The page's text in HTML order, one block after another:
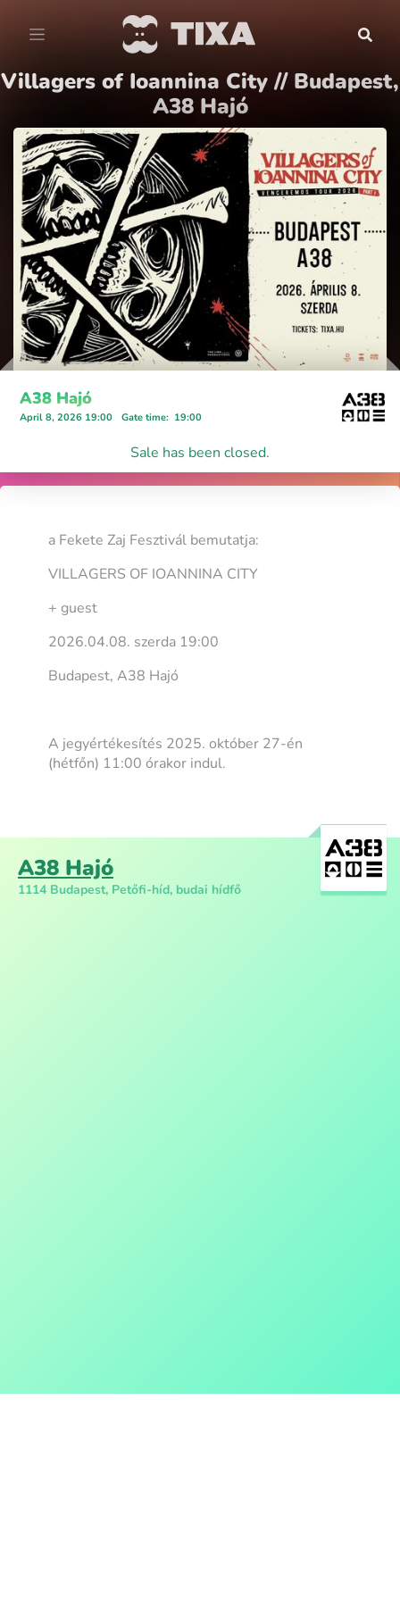
Villagers of Ioannina City // Budapest,
A38 Hajó
A38 Hajó
April 8, 2026 19:00 Gate time: 19:00
Sale has been closed.
a Fekete Zaj Fesztivál bemutatja:
VILLAGERS OF IOANNINA CITY
+ guest
2026.04.08. szerda 19:00
Budapest, A38 Hajó
A jegyértékesítés 2025. október 27-én
(hétfőn) 11:00 órakor indul.
A38 Hajó
1114 Budapest, Petőfi-híd, budai hídfő